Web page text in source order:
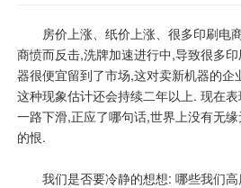
房价上涨、纸价上涨、很多印刷电
商愤而反击,洗牌加速进行中,导致很多
器很便宜留到了市场,这对卖新机器的企
这种现象估计还会持续二年以上. 现在
一路下滑,正应了哪句话,世界上没有无
的恨.
我们是否要冷静的想想: 哪些我们高